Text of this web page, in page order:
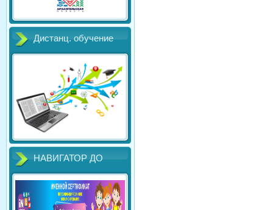
Дистанц. обучение
НАВИГАТОР ДО